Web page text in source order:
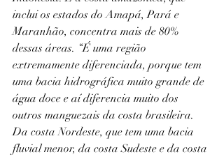
inclui os estados do Amapá, Pará e
Maranhão, concentra mais de 80%
dessas áreas. “É uma região
extremamente diferenciada, porque tem
uma bacia hidrográfica muito grande de
água doce e aí diferencia muito dos
outros manguezais da costa brasileira.
Da costa Nordeste, que tem uma bacia
fluvial menor, da costa Sudeste e da costa